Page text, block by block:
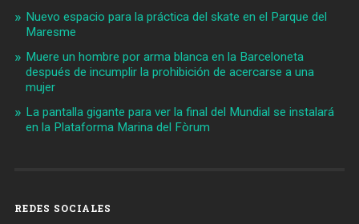
Nuevo espacio para la práctica del skate en el Parque del
Maresme
Muere un hombre por arma blanca en la Barceloneta
después de incumplir la prohibición de acercarse a una
mujer
La pantalla gigante para ver la final del Mundial se instalará
en la Plataforma Marina del Fòrum
REDES SOCIALES